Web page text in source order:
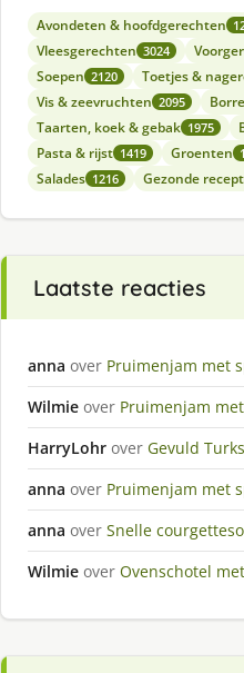
Avondeten & hoofdgerechten
Vleesgerechten 3024
Soepen 2120 Toetjes &
Vis & zeevruchten 2095
Taarten, koek & gebak 1975
Pasta & rijst 1419 Groenten
Salades 1216 Gezonde
Laatste reacties
anna over Pruimenjam met
Wilmie over Pruimenjam
HarryLohr over Gevuld
anna over Pruimenjam met
anna over Snelle
Wilmie over Ovenschotel